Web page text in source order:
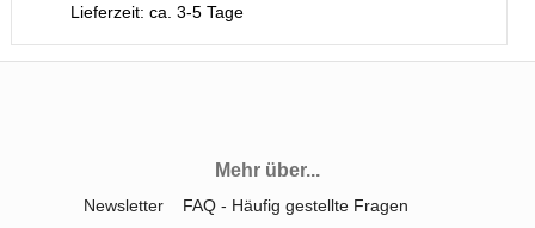
Lieferzeit: ca. 3-5 Tage
Mehr über...
Newsletter FAQ - Häufig gestellte Fragen